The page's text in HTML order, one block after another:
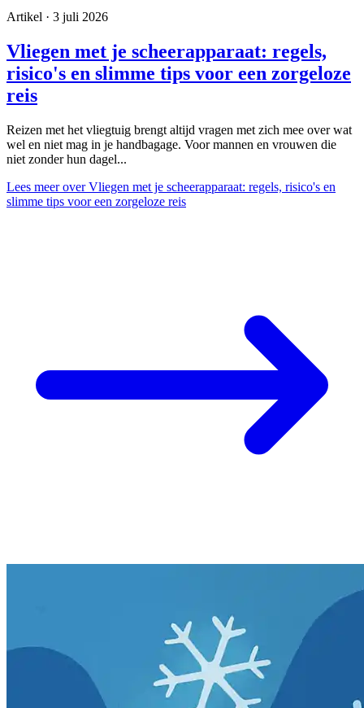
Artikel · 3 juli 2026
Vliegen met je scheerapparaat: regels,
risico's en slimme tips voor een zorgeloze
reis
Reizen met het vliegtuig brengt altijd vragen met zich mee over wat
wel en niet mag in je handbagage. Voor mannen en vrouwen die
niet zonder hun dagel...
Lees meerover Vliegen met je scheerapparaat: regels, risico's en
slimme tips voor een zorgeloze reis